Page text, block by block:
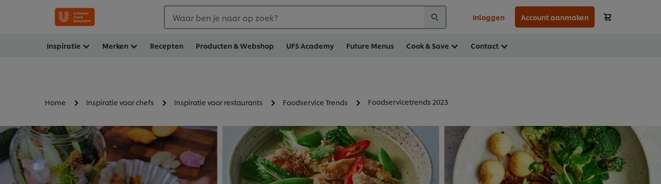
Waar ben je naar op zoek? Inloggen Account aanmaken
Inspiratie Merken Recepten Producten & Webshop UFS Academy Future Menus Cook & Save Contact
Home Inspiratie voor chefs Inspiratie voor restaurants Foodservice Trends Foodservicetrends 2023